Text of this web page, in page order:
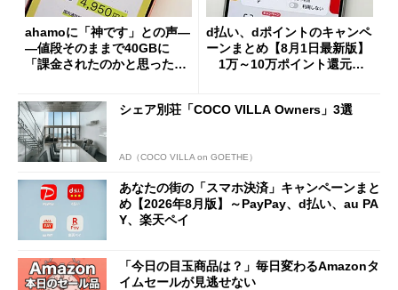
ahamoに「神です」との声―
―値段そのままで40GBに
「課金されたのかと思った」
d払い、dポイントのキャンペ
ーンまとめ【8月1日最新版】
1万～10万ポイント還元の
シェア別荘「COCO VILLA Owners」3選
AD（COCO VILLA on GOETHE）
あなたの街の「スマホ決済」キャンペーンまと
め【2026年8月版】～PayPay、d払い、au PA
Y、楽天ペイ
「今日の目玉商品は？」毎日変わるAmazonタ
イムセールが見逃せない